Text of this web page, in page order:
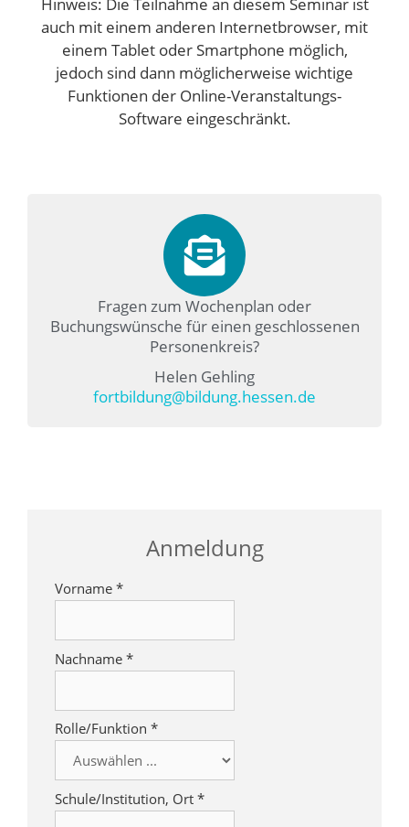
auch mit einem anderen Internetbrowser, mit
einem Tablet oder Smartphone möglich,
jedoch sind dann möglicherweise wichtige
Funktionen der Online-Veranstaltungs-
Software eingeschränkt.
Fragen zum Wochenplan oder
Buchungswünsche für einen geschlossenen
Personenkreis?
Helen Gehling
fortbildung@bildung.hessen.de
Anmeldung
Vorname *
Nachname *
Rolle/Funktion *
Schule/Institution, Ort *